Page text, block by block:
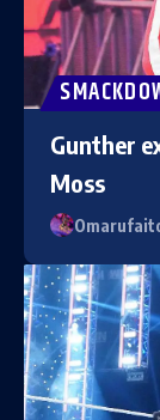
Gunther
Moss